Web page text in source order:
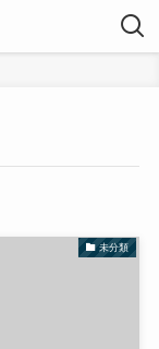
未分類